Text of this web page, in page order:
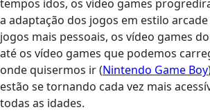
tempos idos, os vídeo games
a adaptação dos jogos em estilo
jogos mais pessoais, os vídeo games
até os vídeo games que podemos
onde quisermos ir (Nintendo Game Boy
estão se tornando cada vez mais
todas as idades.